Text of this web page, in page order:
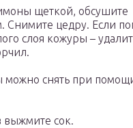
щеткой, обсушите
Снимите цедру. Если
слоя кожуры –
можно снять при
выжмите сок.